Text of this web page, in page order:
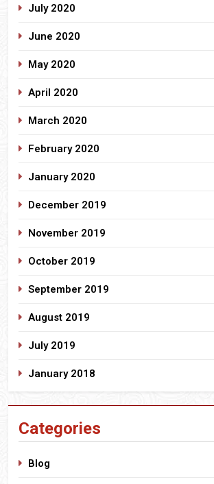
July 2020
June 2020
May 2020
April 2020
March 2020
February 2020
January 2020
December 2019
November 2019
October 2019
September 2019
August 2019
July 2019
January 2018
Categories
Blog